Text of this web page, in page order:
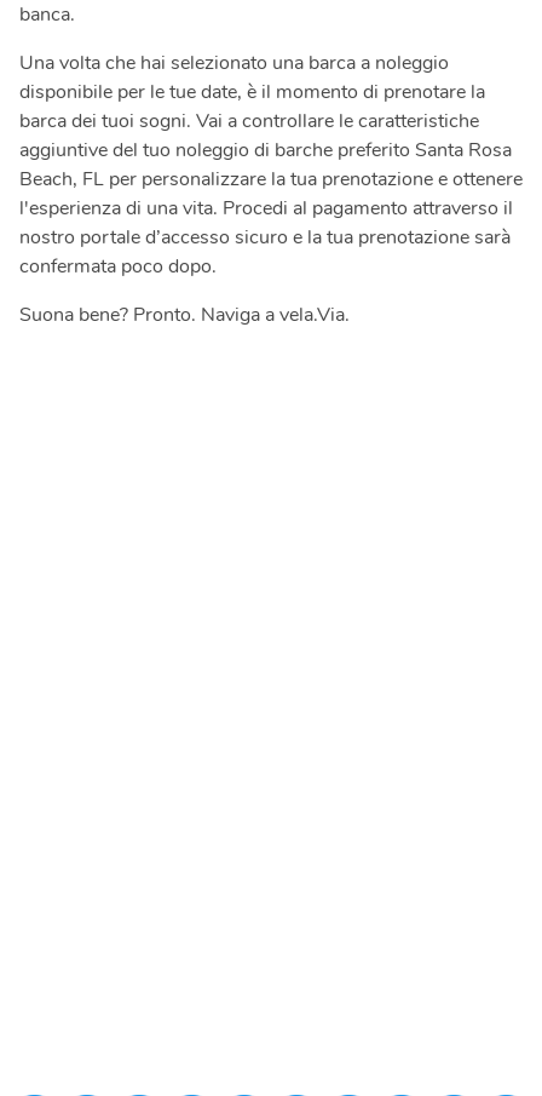
banca.
Una volta che hai selezionato una barca a noleggio
disponibile per le tue date, è il momento di prenotare la
barca dei tuoi sogni. Vai a controllare le caratteristiche
aggiuntive del tuo noleggio di barche preferito Santa Rosa
Beach, FL per personalizzare la tua prenotazione e ottenere
l'esperienza di una vita. Procedi al pagamento attraverso il
nostro portale d’accesso sicuro e la tua prenotazione sarà
confermata poco dopo.
Suona bene? Pronto. Naviga a vela.Via.